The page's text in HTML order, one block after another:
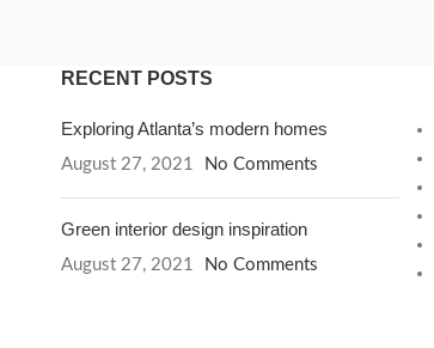
RECENT POSTS
Exploring Atlanta’s modern homes
August 27, 2021 No Comments
Green interior design inspiration
August 27, 2021 No Comments